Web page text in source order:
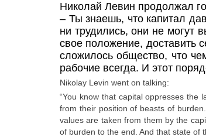
Николай Левин продолжал
– Ты знаешь, что капитал
ни трудились, они не могут
свое положение, доставить
сложилось общество, что
рабочие всегда. И этот
Nikolay Levin went on talking:
“You know that capital oppresses the
from their position of beasts of
values are taken from them by the
of burden to the end. And that state of